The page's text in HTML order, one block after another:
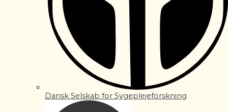
Dansk Selskab for Sygeplejeforskning